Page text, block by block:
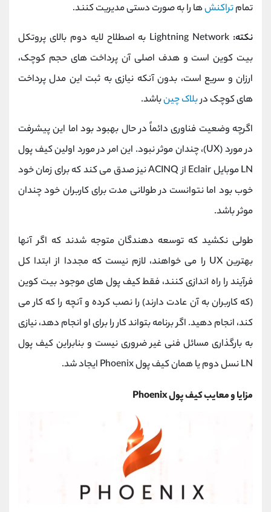
تمامتراکنشها را به صورت دستی مدیریت کنند.
نکته:
Lightning Network به اصطلاح لایه دوم بالای پروتکل
بیت کوین است و هدف اصلی آن پرداخت های حجم کوچک،
ارزان و سریع است، بدون آنکه نیازی به ثبت این مدل پرداخت
های کوچک دربلاک چینباشد.
اگرچه وضعیت فناوری دائماً در حال بهبود بود اما این پیشرفت
در مورد (UX)، چندان موثر نبود. این امر در مورد اولین کیف پول
LN موبایل Eclair از ACINQ نیز صدق می کند که برای زمان خود
خوب بود اما نتوانست در طولانی مدت برای کاربران خود چندان
موثر باشد.
طولی نکشید که توسعه دهندگان متوجه شدند که اگر آنها
بهترین UX را می خواهند، لازم نیست که مجددا از ابتدا کل
فرآیند را راه اندازی کنند، فقط کیف پول های موجود بیت کوین
(که کاربران به آن عادت دارند) را نصب کرده و آنچه را که کار می
کند، انجام دهید. اگر برنامه بتواند کار را برای او انجام دهد، نیازی
به بارگذاری مسائل فنی غیر ضروری نیست و بنابراین کیف پول
LN نسل دوم یا همان کیف پول Phoenix ایجاد شد.
مزایا و معایب کیف پول Phoenix